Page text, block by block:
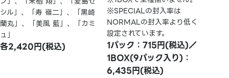
シル」、「寿 嶺二」、「黒崎
蘭丸」、「美風 藍」、「カミ
ュ」
各2,420円(税込)
※SPECIALの封入率は
NORMALの封入率より低く
設定されています。
1パック：715円(税込)／
1BOX(9パック入り)：
6,435円(税込)